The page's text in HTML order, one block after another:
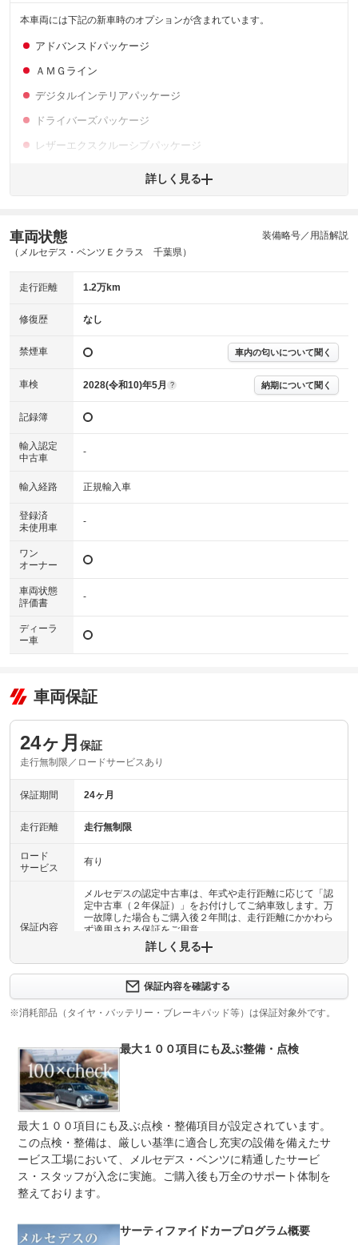
本車両には下記の新車時のオプションが含まれています。
アドバンスドパッケージ
ＡＭＧライン
デジタルインテリアパッケージ
ドライバーズパッケージ
レザーエクスクルーシブパッケージ
パノラミックスライディングルーフ
詳しく見る
車両状態
（メルセデス・ベンツＥクラス 千葉県）
装備略号／用語解説
走行距離 1.2万km
修復歴 なし
禁煙車 車内の匂いについて聞く
車検 2028(令和10)年5月 ? 納期について聞く
記録簿
輸入認定
中古車
-
輸入経路 正規輸入車
登録済
未使用車
-
ワン
オーナー
車両状態
評価書
-
ディーラ
ー車
車両保証
24ヶ月 保証
走行無制限／ロードサービスあり
保証期間 24ヶ月
走行距離 走行無制限
ロード
サービス
有り
保証内容
メルセデスの認定中古車は、年式や走行距離に応じて「認
定中古車（２年保証）」をお付けしてご納車致します。万
一故障した場合もご購入後２年間は、走行距離にかかわら
ず適用される保証をご用意。
保証項目
計100項目
最大１００項目にも及ぶ点検・整備項目が設定されていま
す。点検・整備は、メルセデス・ベンツ・グループＡＧ社
修理回数 無制限
上限金額 限度額無制限
免責金
無し
正規販売店以外での修理・メンテナンス・改造を行った場
合、認定中古車保証対象外となりお客様ご負担の費用が発
生する場合がございますので正規販売店サービス工場をご
利用頂きます様お願い致します。
保証修理
全国正規販売店サービス工場にて保証修理をお受け頂けま
法定整備 整備無 車両状態については販売店にご確認ください
詳しく見る
保証内容を確認する
※消耗部品（タイヤ・バッテリー・ブレーキパッド等）は保証対象外です。
最大１００項目にも及ぶ整備・点検
最大１００項目にも及ぶ点検・整備項目が設定されています。
この点検・整備は、厳しい基準に適合し充実の設備を備えたサ
ービス工場において、メルセデス・ベンツに精通したサービ
ス・スタッフが入念に実施。ご購入後も万全のサポート体制を
整えております。
サーティファイドカープログラム概要